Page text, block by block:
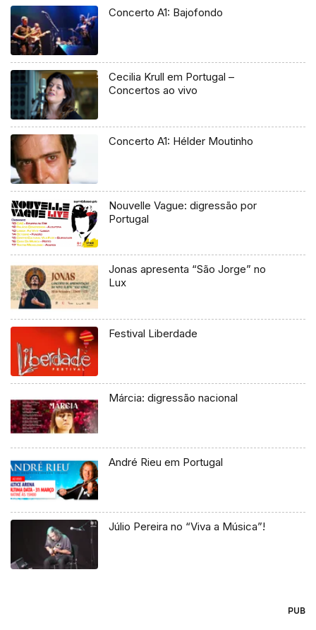
Concerto A1: Bajofondo
Cecilia Krull em Portugal –
Concertos ao vivo
Concerto A1: Hélder Moutinho
Nouvelle Vague: digressão por
Portugal
Jonas apresenta “São Jorge” no
Lux
Festival Liberdade
Márcia: digressão nacional
André Rieu em Portugal
Júlio Pereira no “Viva a Música”!
PUB